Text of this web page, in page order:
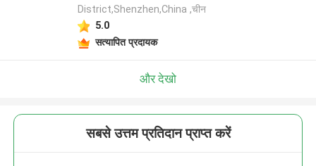
District,Shenzhen,China ,चीन
5.0
सत्यापित प्रदायक
और देखो
सबसे उत्तम प्रतिदान प्राप्त करें